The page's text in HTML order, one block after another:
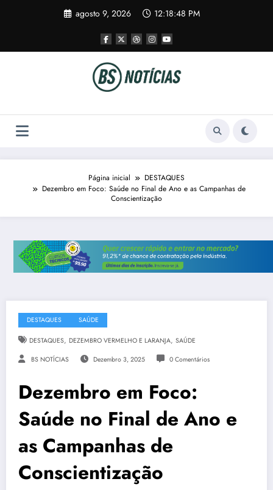
agosto 9, 2026 12:18:49 PM
Página inicial
DESTAQUES
Dezembro em Foco: Saúde no Final de Ano e as Campanhas de
Conscientização
DESTAQUES SAÚDE
DESTAQUES, DEZEMBRO VERMELHO E LARANJA, SAÚDE
BS NOTÍCIAS Dezembro 3, 2025 0 Comentários
Dezembro em Foco:
Saúde no Final de Ano e
as Campanhas de
Conscientização